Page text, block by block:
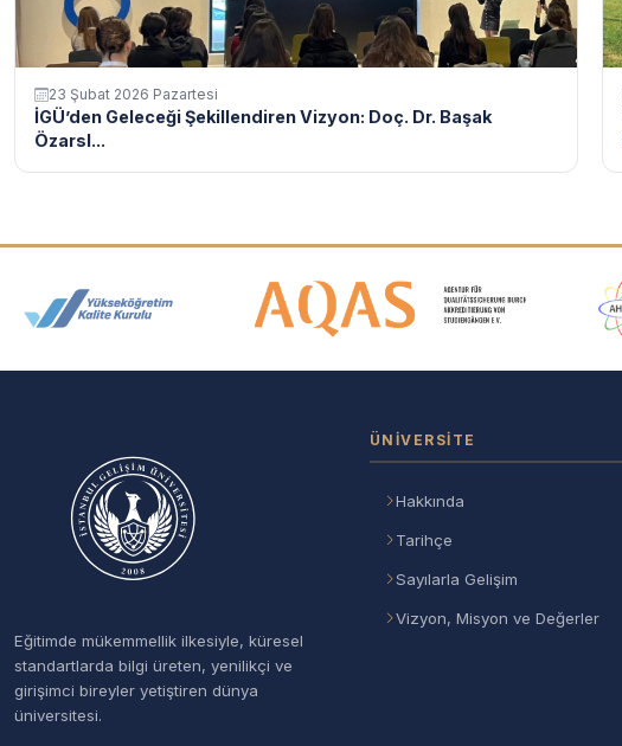
23 Şubat 2026 Pazartesi
İGÜ’den Geleceği Şekillendiren Vizyon: Doç. Dr. Başak
Özarsl...
Akreditasyon ve Üyelik Logoları
Eğitimde mükemmellik ilkesiyle, küresel
standartlarda bilgi üreten, yenilikçi ve
girişimci bireyler yetiştiren dünya
üniversitesi.
ÜNIVERSITE
Hakkında
Tarihçe
Sayılarla Gelişim
Vizyon, Misyon ve Değerler